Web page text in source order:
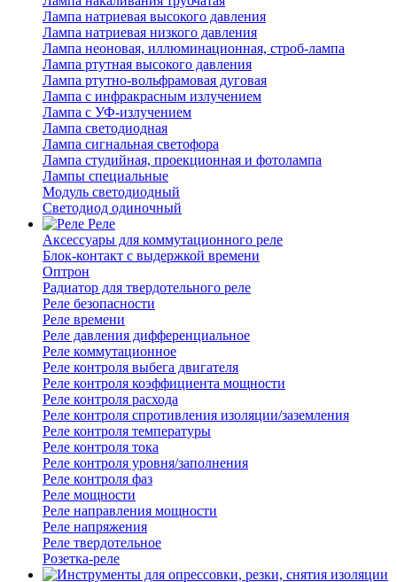
Лампа натриевая высокого давления
Лампа натриевая низкого давления
Лампа неоновая, иллюминационная, строб-лампа
Лампа ртутная высокого давления
Лампа ртутно-вольфрамовая дуговая
Лампа с инфракрасным излучением
Лампа с УФ-излучением
Лампа светодиодная
Лампа сигнальная светофора
Лампа студийная, проекционная и фотолампа
Лампы специальные
Модуль светодиодный
Светодиод одиночный
Реле
Аксессуары для коммутационного реле
Блок-контакт с выдержкой времени
Оптрон
Радиатор для твердотельного реле
Реле безопасности
Реле времени
Реле давления дифференциальное
Реле коммутационное
Реле контроля выбега двигателя
Реле контроля коэффициента мощности
Реле контроля расхода
Реле контроля спротивления изоляции/заземления
Реле контроля температуры
Реле контроля тока
Реле контроля уровня/заполнения
Реле контроля фаз
Реле мощности
Реле направления мощности
Реле напряжения
Реле твердотельное
Розетка-реле